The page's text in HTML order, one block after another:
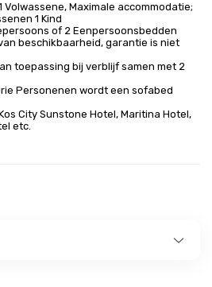
Volwassene, Maximale accommodatie;
1 Kind
of 2 Eenpersoonsbedden
beschikbaarheid, garantie is niet
toepassing bij verblijf samen met 2
Personenen wordt een sofabed
City Sunstone Hotel, Maritina Hotel,
etc.